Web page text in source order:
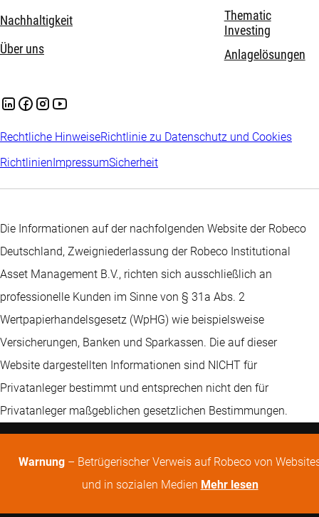
Nachhaltigkeit
Über uns
Thematic
Investing
Anlagelösungen
Rechtliche HinweiseRichtlinie zu Datenschutz und Cookies
RichtlinienImpressumSicherheit
Die Informationen auf der nachfolgenden Website der Robeco
Deutschland, Zweigniederlassung der Robeco Institutional
Asset Management B.V., richten sich ausschließlich an
professionelle Kunden im Sinne von § 31a Abs. 2
Wertpapierhandelsgesetz (WpHG) wie beispielsweise
Versicherungen, Banken und Sparkassen. Die auf dieser
Website dargestellten Informationen sind NICHT für
Privatanleger bestimmt und entsprechen nicht den für
Privatanleger maßgeblichen gesetzlichen Bestimmungen.
Warnung – Betrügerischer Verweis auf Robeco von
und in sozialen Medien Mehr lesen